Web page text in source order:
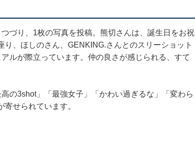
づり、1枚の写真を投稿。熊切さんは、誕生日をお祝
、ほしのさん、GENKING.さんとのスリーショット
ルが際立っています。仲の良さが感じられる、すて
の3shot」「最強女子」「かわい過ぎるな」「変わら
せられています。